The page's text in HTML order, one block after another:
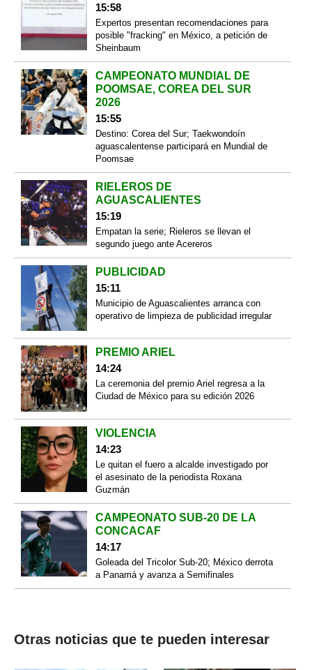
15:58
Expertos presentan recomendaciones para
posible "fracking" en México, a petición de
Sheinbaum
CAMPEONATO MUNDIAL DE
POOMSAE, COREA DEL SUR
2026
15:55
Destino: Corea del Sur; Taekwondoín
aguascalentense participará en Mundial de
Poomsae
RIELEROS DE
AGUASCALIENTES
15:19
Empatan la serie; Rieleros se llevan el
segundo juego ante Acereros
PUBLICIDAD
15:11
Municipio de Aguascalientes arranca con
operativo de limpieza de publicidad irregular
PREMIO ARIEL
14:24
La ceremonia del premio Ariel regresa a la
Ciudad de México para su edición 2026
VIOLENCIA
14:23
Le quitan el fuero a alcalde investigado por
el asesinato de la periodista Roxana
Guzmán
CAMPEONATO SUB-20 DE LA
CONCACAF
14:17
Goleada del Tricolor Sub-20; México derrota
a Panamá y avanza a Semifinales
Otras noticias que te pueden interesar